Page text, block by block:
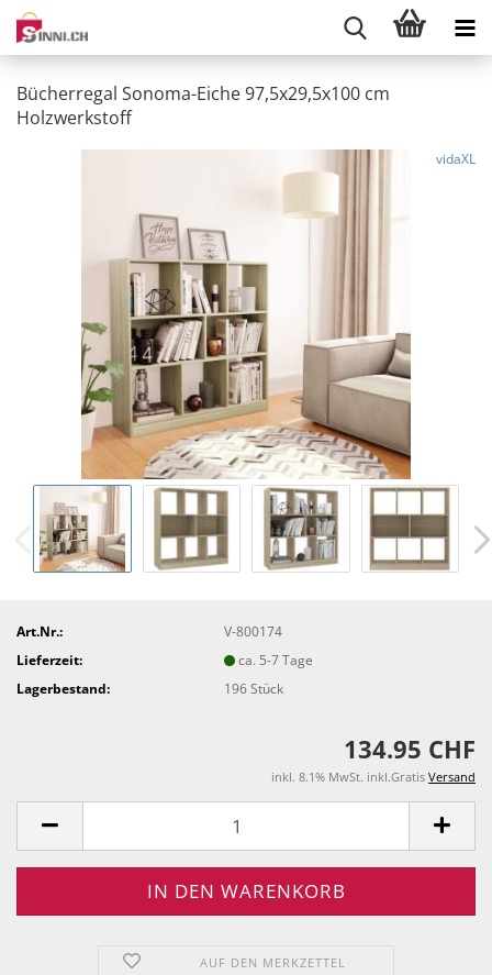
Bücherregal Sonoma-Eiche 97,5x29,5x100 cm
Holzwerkstoff
vidaXL
Art.Nr.:
V-800174
Lieferzeit:
ca. 5-7 Tage
Lagerbestand:
196Stück
134.95 CHF
inkl. 8.1% MwSt. inkl.Gratis Versand
AUF DEN MERKZETTEL